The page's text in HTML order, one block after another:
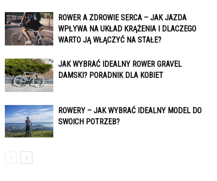
ROWER A ZDROWIE SERCA – JAK JAZDA
WPŁYWA NA UKŁAD KRĄŻENIA I DLACZEGO
WARTO JĄ WŁĄCZYĆ NA STAŁE?
JAK WYBRAĆ IDEALNY ROWER GRAVEL
DAMSKI? PORADNIK DLA KOBIET
ROWERY – JAK WYBRAĆ IDEALNY MODEL DO
SWOICH POTRZEB?